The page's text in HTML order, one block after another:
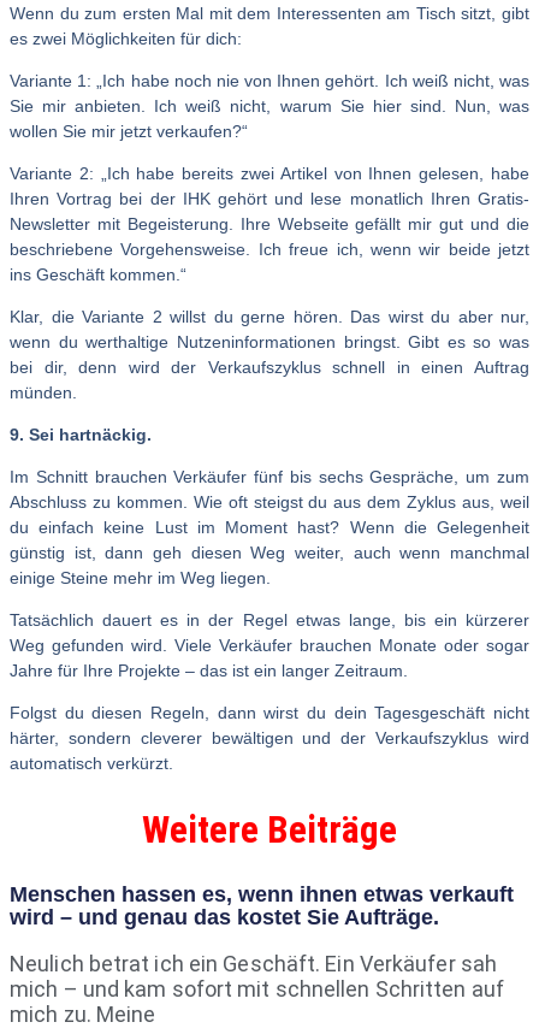
Wenn du zum ersten Mal mit dem Interessenten am Tisch sitzt, gibt
es zwei Möglichkeiten für dich:
Variante 1: „Ich habe noch nie von Ihnen gehört. Ich weiß nicht, was
Sie mir anbieten. Ich weiß nicht, warum Sie hier sind. Nun, was
wollen Sie mir jetzt verkaufen?“
Variante 2: „Ich habe bereits zwei Artikel von Ihnen gelesen, habe
Ihren Vortrag bei der IHK gehört und lese monatlich Ihren Gratis-
Newsletter mit Begeisterung. Ihre Webseite gefällt mir gut und die
beschriebene Vorgehensweise. Ich freue ich, wenn wir beide jetzt
ins Geschäft kommen.“
Klar, die Variante 2 willst du gerne hören. Das wirst du aber nur,
wenn du werthaltige Nutzeninformationen bringst. Gibt es so was
bei dir, denn wird der Verkaufszyklus schnell in einen Auftrag
münden.
9. Sei hartnäckig.
Im Schnitt brauchen Verkäufer fünf bis sechs Gespräche, um zum
Abschluss zu kommen. Wie oft steigst du aus dem Zyklus aus, weil
du einfach keine Lust im Moment hast? Wenn die Gelegenheit
günstig ist, dann geh diesen Weg weiter, auch wenn manchmal
einige Steine mehr im Weg liegen.
Tatsächlich dauert es in der Regel etwas lange, bis ein kürzerer
Weg gefunden wird. Viele Verkäufer brauchen Monate oder sogar
Jahre für Ihre Projekte – das ist ein langer Zeitraum.
Folgst du diesen Regeln, dann wirst du dein Tagesgeschäft nicht
härter, sondern cleverer bewältigen und der Verkaufszyklus wird
automatisch verkürzt.
Weitere Beiträge
Menschen hassen es, wenn ihnen etwas verkauft
wird – und genau das kostet Sie Aufträge.
Neulich betrat ich ein Geschäft. Ein Verkäufer sah
mich – und kam sofort mit schnellen Schritten auf
mich zu. Meine